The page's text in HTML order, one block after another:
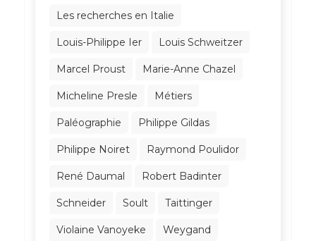
Les recherches en Italie
Louis-Philippe Ier Louis Schweitzer
Marcel Proust Marie-Anne Chazel
Micheline Presle Métiers
Paléographie Philippe Gildas
Philippe Noiret Raymond Poulidor
René Daumal Robert Badinter
Schneider Soult Taittinger
Violaine Vanoyeke Weygand